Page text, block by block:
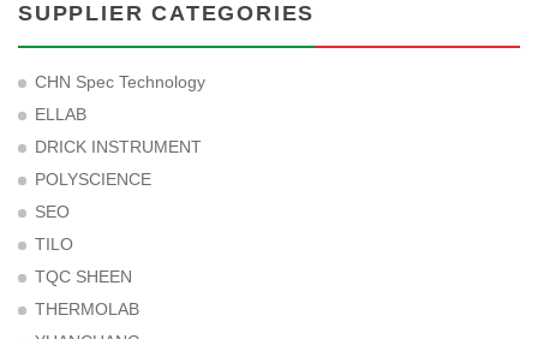
SUPPLIER CATEGORIES
CHN Spec Technology
ELLAB
DRICK INSTRUMENT
POLYSCIENCE
SEO
TILO
TQC SHEEN
THERMOLAB